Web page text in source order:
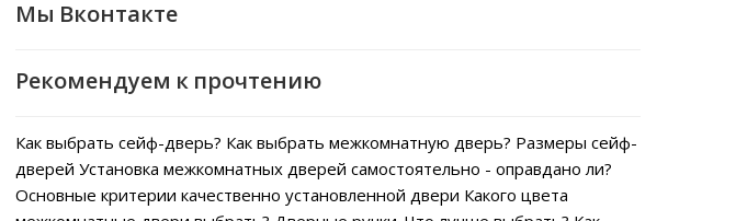
Мы Вконтакте
Рекомендуем к прочтению
Как выбрать сейф-дверь? Как выбрать межкомнатную дверь? Размеры сейф-
дверей Установка межкомнатных дверей самостоятельно - оправдано ли?
Основные критерии качественно установленной двери Какого цвета